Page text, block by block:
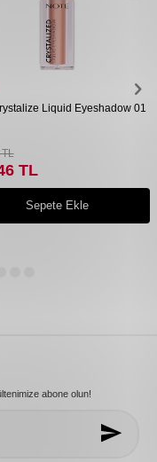
Liquid Eyeshadow 01
TL
Sepete Ekle
abone olun!